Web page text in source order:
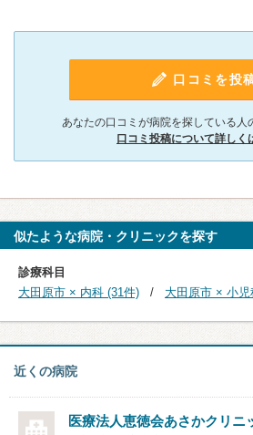
口コミを投
あなたの口コミが病院を探している人
口コミ投稿について詳しく
似たような病院・クリニックを探す
診療科目
大田原市 × 内科 (31件)
大田原市 × 小児
近くの病院
医療法人恵徳会あさかクリニ